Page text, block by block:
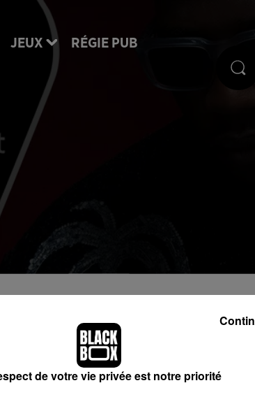
JEUX RÉGIE PUB
places pour
de votre vie privée est notre priorité